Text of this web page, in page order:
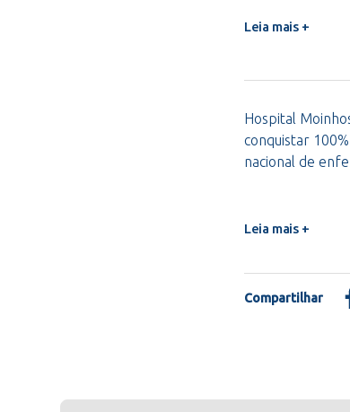
Leia mais +
Hospital
conquistar
nacional de
Leia mais +
Compartilhar